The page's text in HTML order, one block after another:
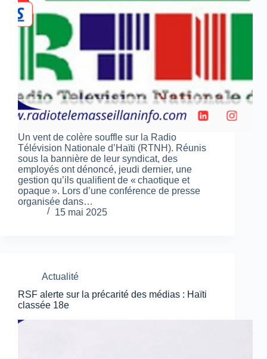
Un vent de colère souffle sur la Radio
Télévision Nationale d’Haïti (RTNH). Réunis
sous la bannière de leur syndicat, des
employés ont dénoncé, jeudi dernier, une
gestion qu’ils qualifient de « chaotique et
opaque ». Lors d’une conférence de presse
organisée dans…
15 mai 2025
Actualité
RSF alerte sur la précarité des médias : Haïti
classée 18e